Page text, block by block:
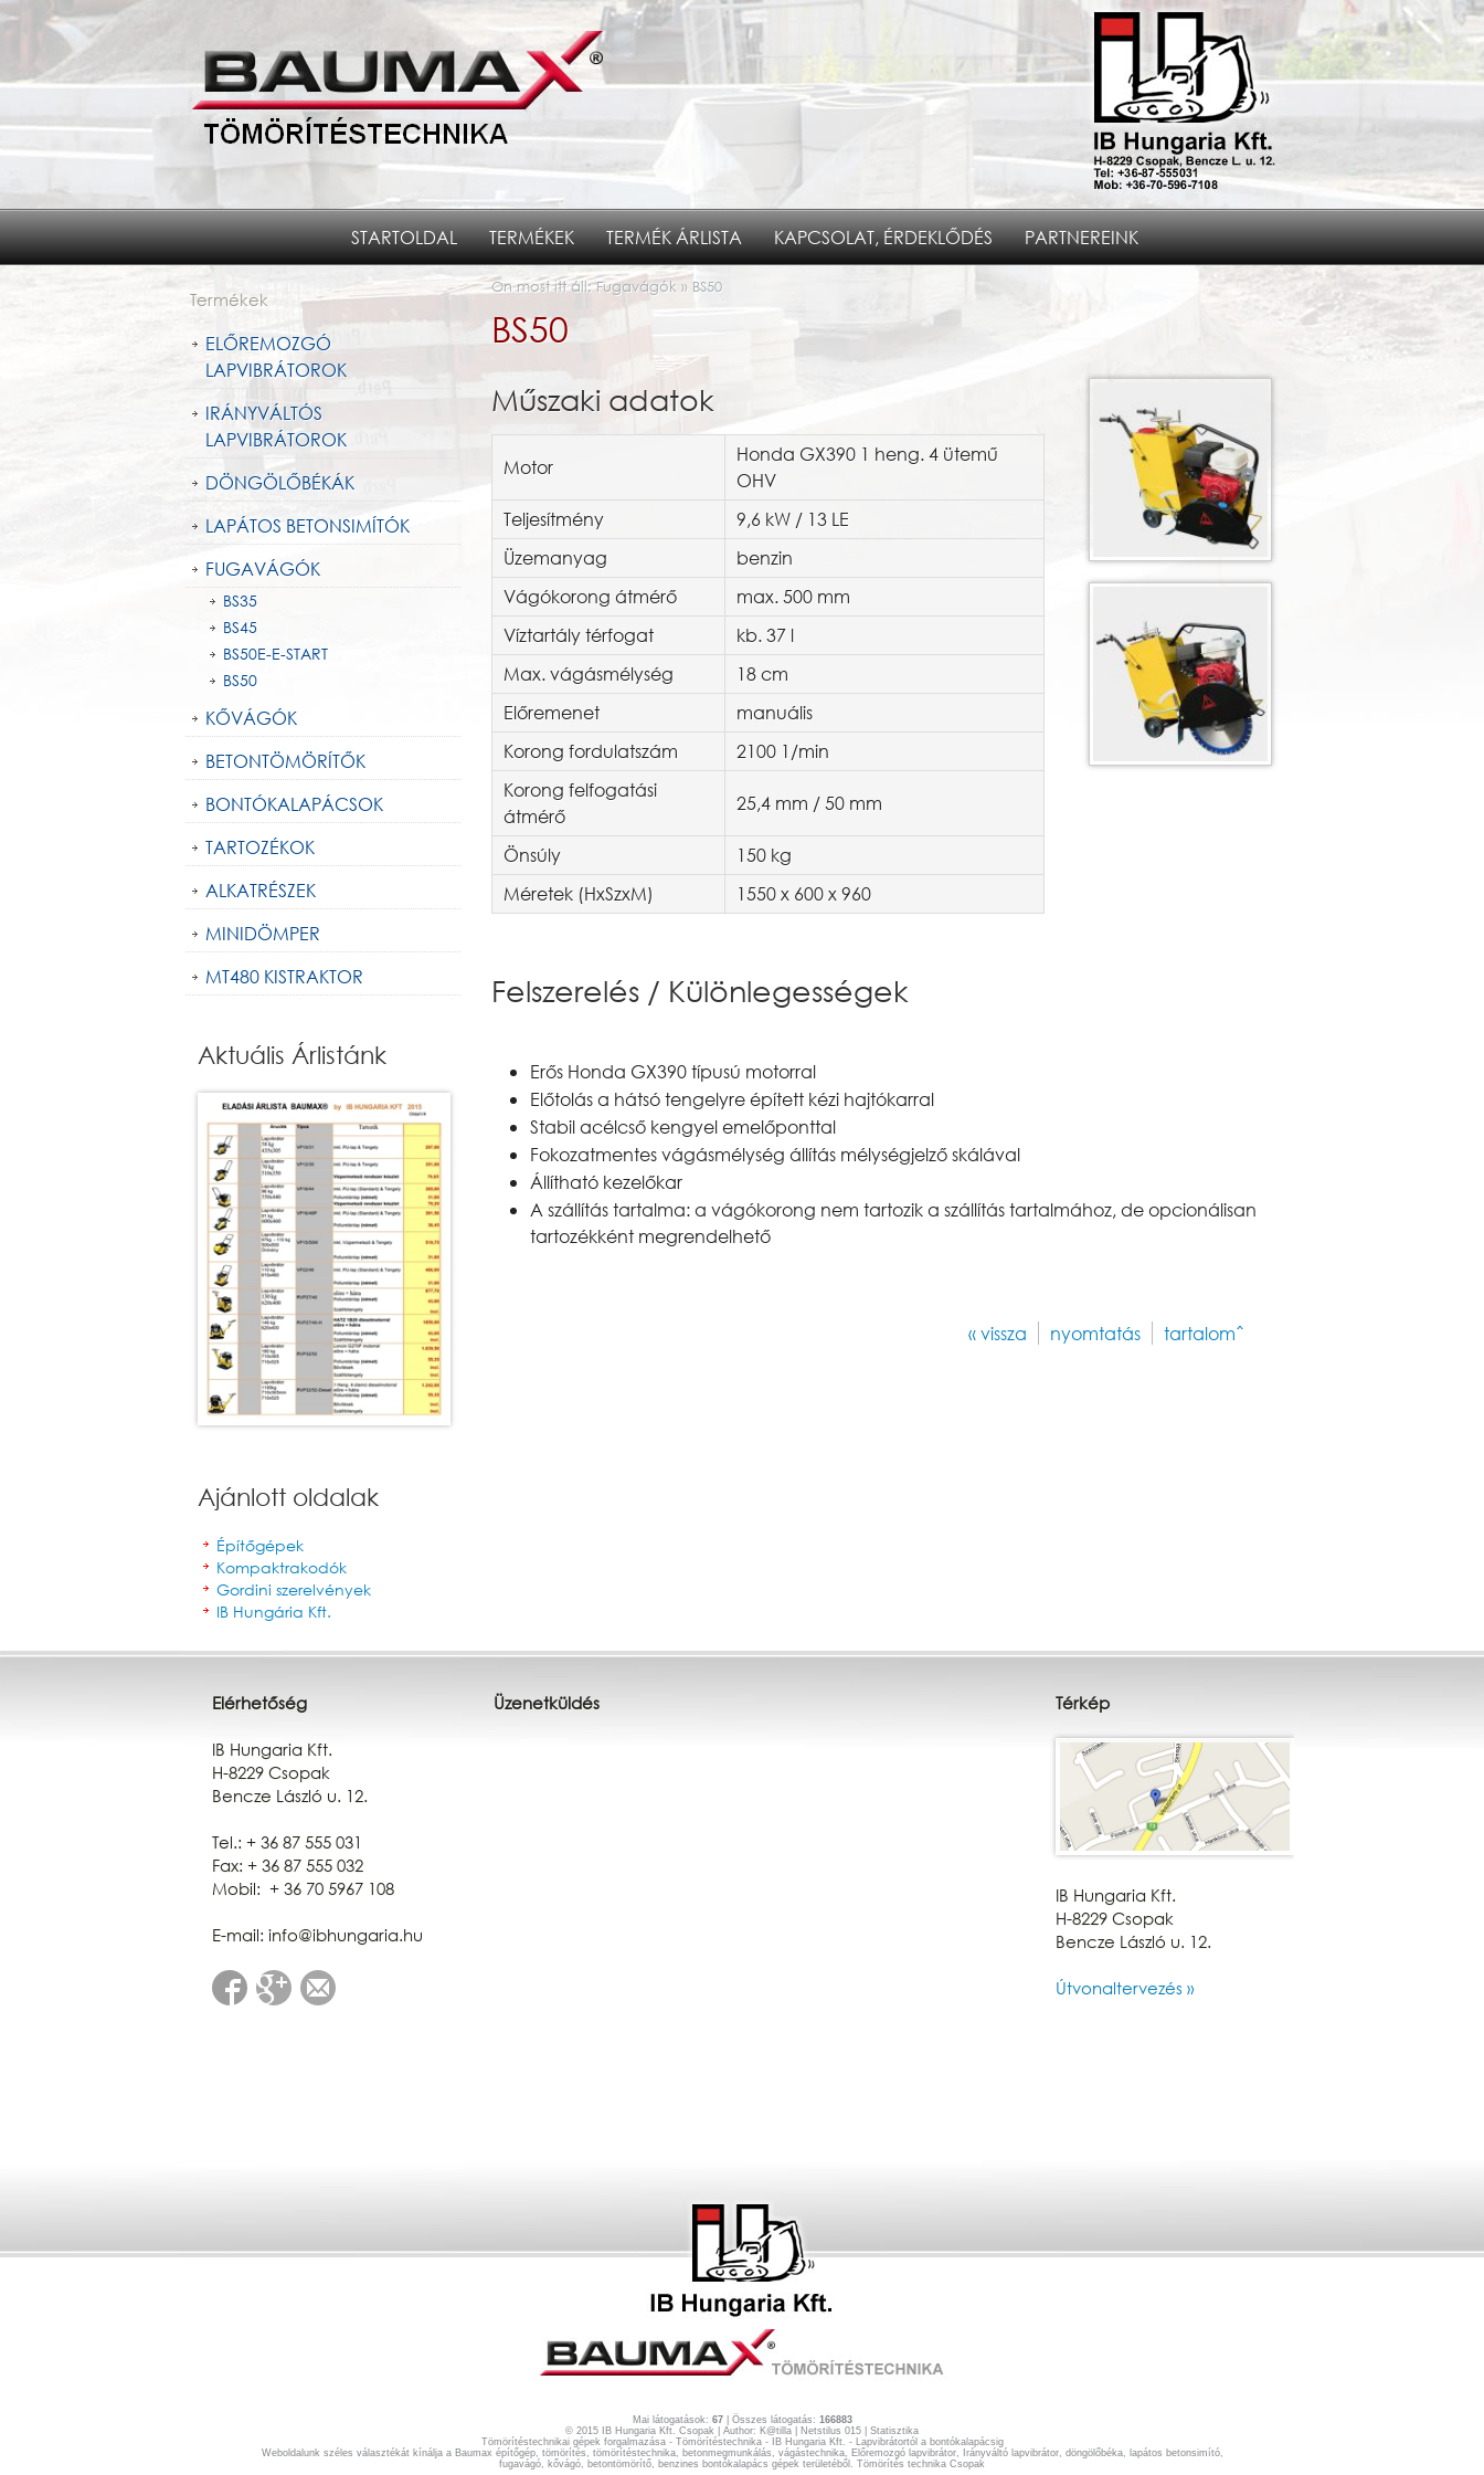
STARTOLDAL TERMÉKEK TERMÉK ÁRLISTA KAPCSOLAT, ÉRDEKLŐDÉS PARTNEREINK
Termékek
ELŐREMOZGÓ
LAPVIBRÁTOROK
IRÁNYVÁLTÓS
LAPVIBRÁTOROK
DÖNGÖLŐBÉKÁK
LAPÁTOS BETONSIMÍTÓK
FUGAVÁGÓK
BS35
BS45
BS50E-E-START
BS50
KŐVÁGÓK
BETONTÖMÖRÍTŐK
BONTÓKALAPÁCSOK
TARTOZÉKOK
ALKATRÉSZEK
MINIDÖMPER
MT480 KISTRAKTOR
Aktuális Árlistánk
Ajánlott oldalak
Építőgépek
Kompaktrakodók
Gordini szerelvények
IB Hungária Kft.
BS50
Ön most itt áll:Fugavágók» BS50
Műszaki adatok
Motor
Honda GX390 1 heng. 4 ütemű
OHV
Teljesítmény
9,6 kW / 13 LE
Üzemanyag
benzin
Vágókorong átmérő
max. 500 mm
Víztartály térfogat
kb. 37 l
Max. vágásmélység
18 cm
Előremenet
manuális
Korong fordulatszám
2100 1/min
Korong felfogatási
átmérő
25,4 mm / 50 mm
Önsúly
150 kg
Méretek (HxSzxM)
1550 x 600 x 960
Felszerelés / Különlegességek
Erős Honda GX390 típusú motorral
Előtolás a hátsó tengelyre épített kézi hajtókarral
Stabil acélcső kengyel emelőponttal
Fokozatmentes vágásmélység állítás mélységjelző skálával
Állítható kezelőkar
A szállítás tartalma: a vágókorong nem tartozik a szállítás tartalmához, de opcionálisan
tartozékként megrendelhető
tartalomˆ
nyomtatás
« vissza
Elérhetőség
IB Hungaria Kft.
H-8229 Csopak
Bencze László u. 12.
Tel.: + 36 87 555 031
Fax: + 36 87 555 032
Mobil: + 36 70 5967 108
E-mail: info@ibhungaria.hu
Üzenetküldés Térkép
IB Hungaria Kft.
H-8229 Csopak
Bencze László u. 12.
Útvonaltervezés »
Mai látogatások: 67| Összes látogatás: 166883
© 2015 IB Hungaria Kft. Csopak | Author: K@tilla Netstilus 015
Statisztika
Tömörítéstechnikai gépek forgalmazása - Tömörítéstechnika - IB Hungaria Kft. - Lapvibrátortól a bontókalapácsig
Weboldalunk széles választékát kínálja a Baumax építőgép, tömörítés, tömörítéstechnika, betonmegmunkálás, vágástechnika, Előremozgó lapvibrátor, Irányváltó lapvibrátor, döngölőbéka, lapátos betonsimító,
fugavágó, kővágó, betontömörítő, benzines bontókalapács gépek területéből. Tömörítés technika Csopak